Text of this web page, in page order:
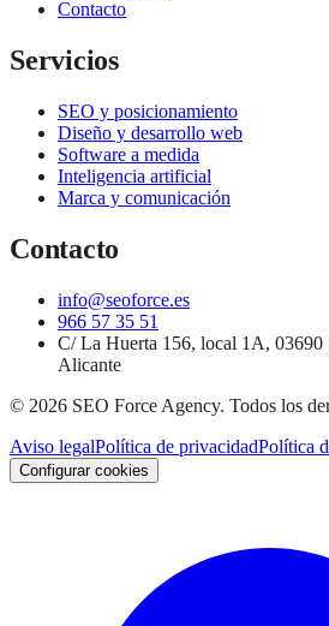
Contacto
Servicios
SEO y posicionamiento
Diseño y desarrollo web
Software a medida
Inteligencia artificial
Marca y comunicación
Contacto
info@seoforce.es
966 57 35 51
C/ La Huerta 156, local 1A, 03690
Alicante
© 2026 SEO Force Agency. Todos los
Aviso legalPolítica de privacidadPolítica
Configurar cookies